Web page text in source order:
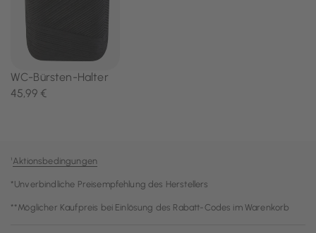
¹Aktionsbedingungen
*Unverbindliche Preisempfehlung des Herstellers
**Möglicher Kaufpreis bei Einlösung des Rabatt-Codes im Warenkorb